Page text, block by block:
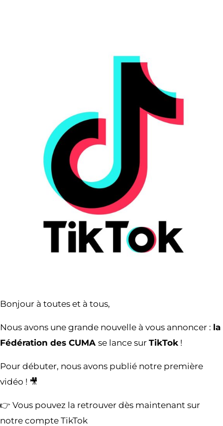
Bonjour à toutes et à tous,
Nous avons une grande nouvelle à vous annoncer : la
Fédération des CUMA se lance sur TikTok !
Pour débuter, nous avons publié notre première
vidéo ! 🎥
👉 Vous pouvez la retrouver dès maintenant sur
notre compte TikTok